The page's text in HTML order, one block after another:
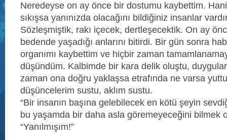
Neredeyse on ay önce bir dostumu kaybettim. Hani
sıkışsa yanınızda olacağını bildiğiniz insanlar
Sözleşmiştik, rakı içecek, dertleşecektik. On ay
bedende yaşadığı anlarını bitirdi. Bir gün sonra
organımı kaybettim ve hiçbir zaman
düşündüm. Kalbimde bir kara delik oluştu,
zaman ona doğru yaklaşsa etrafında ne varsa
düşüncelerim sustu, aklım sustu.
“Bir insanın başına gelebilecek en kötü şeyin
bu yaşamda bir daha asla göremeyeceğini bilmek
“Yanılmışım!”